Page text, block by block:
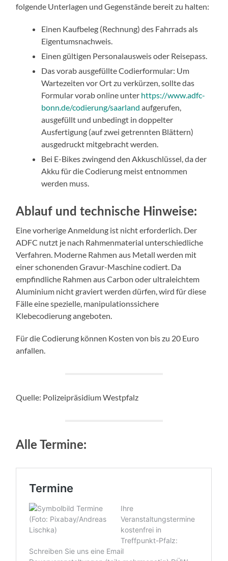
folgende Unterlagen und Gegenstände bereit zu halten:
Einen Kaufbeleg (Rechnung) des Fahrrads als
Eigentumsnachweis.
Einen gültigen Personalausweis oder Reisepass.
Das vorab ausgefüllte Codierformular: Um
Wartezeiten vor Ort zu verkürzen, sollte das
Formular vorab online unter https://www.adfc-
bonn.de/codierung/saarland aufgerufen,
ausgefüllt und unbedingt in doppelter
Ausfertigung (auf zwei getrennten Blättern)
ausgedruckt mitgebracht werden.
Bei E-Bikes zwingend den Akkuschlüssel, da der
Akku für die Codierung meist entnommen
werden muss.
Ablauf und technische Hinweise:
Eine vorherige Anmeldung ist nicht erforderlich. Der
ADFC nutzt je nach Rahmenmaterial unterschiedliche
Verfahren. Moderne Rahmen aus Metall werden mit
einer schonenden Gravur-Maschine codiert. Da
empfindliche Rahmen aus Carbon oder ultraleichtem
Aluminium nicht graviert werden dürfen, wird für diese
Fälle eine spezielle, manipulationssichere
Klebecodierung angeboten.
Für die Codierung können Kosten von bis zu 20 Euro
anfallen.
Quelle: Polizeipräsidium Westpfalz
Alle Termine: